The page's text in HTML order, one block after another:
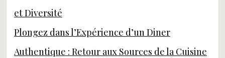
et Diversité
Plongez dans l’Expérience d’un Diner
Authentique : Retour aux Sources de la Cuisine